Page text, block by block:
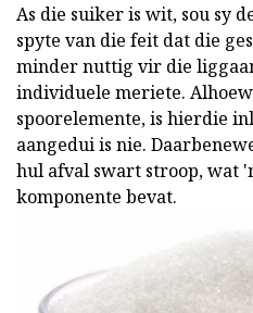
As die suiker is wit, sou sy
spyte van die feit dat die
minder nuttig vir die
individuele meriete.
spoorelemente, is hierdie
aangedui is nie.
hul afval swart stroop, wat
komponente bevat.